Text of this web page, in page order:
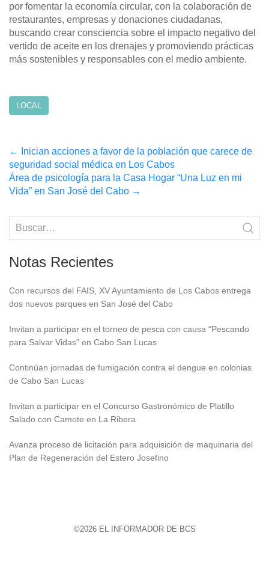
por fomentar la economía circular, con la colaboración de
restaurantes, empresas y donaciones ciudadanas,
buscando crear consciencia sobre el impacto negativo del
vertido de aceite en los drenajes y promoviendo prácticas
más sostenibles y responsables con el medio ambiente.
LOCAL
Post
navigation
←
Inician acciones a favor de la población que carece de
seguridad social médica en Los Cabos
Área de psicología para la Casa Hogar “Una Luz en mi
Vida” en San José del Cabo →
Notas Recientes
Con recursos del FAIS, XV Ayuntamiento de Los Cabos entrega
dos nuevos parques en San José del Cabo
Invitan a participar en el torneo de pesca con causa “Pescando
para Salvar Vidas” en Cabo San Lucas
Continúan jornadas de fumigación contra el dengue en colonias
de Cabo San Lucas
Invitan a participar en el Concurso Gastronómico de Platillo
Salado con Camote en La Ribera
Avanza proceso de licitación para adquisición de maquinaria del
Plan de Regeneración del Estero Josefino
©2026 EL INFORMADOR DE BCS